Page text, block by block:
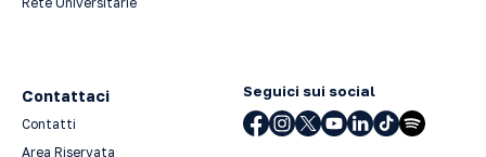
Contattaci
Contatti
Area Riservata
Seguici sui social